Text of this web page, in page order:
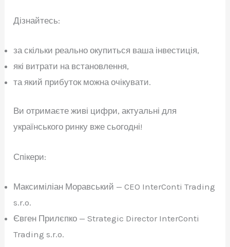
Дізнайтесь:
за скільки реально окупиться ваша інвестиція,
які витрати на встановлення,
та який прибуток можна очікувати.
Ви отримаєте живі цифри, актуальні для
українського ринку вже сьогодні!
Спікери:
Максиміліан Моравський — CEO InterConti Trading
s.r.o.
Євген Прилєпко — Strategic Director InterConti
Trading s.r.o.